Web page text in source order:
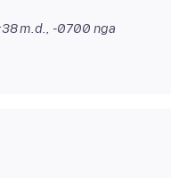
m.d., -0700 nga